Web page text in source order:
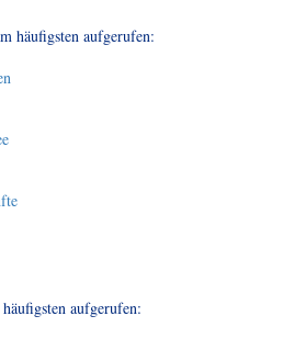
häufigsten aufgerufen:
aufgerufen: